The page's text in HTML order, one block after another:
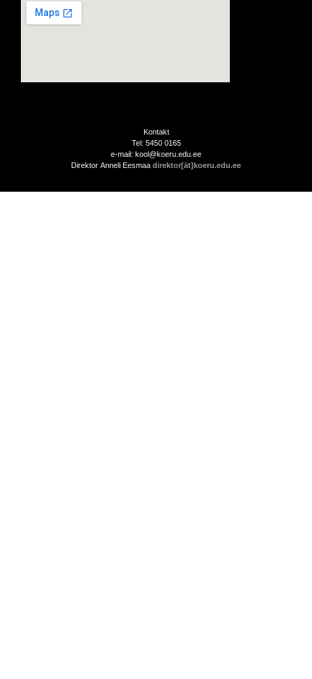
Kontakt
Tel: 5450 0165
e-mail: kool@koeru.edu.ee
Direktor Anneli Eesmaa direktor[ät]koeru.edu.ee